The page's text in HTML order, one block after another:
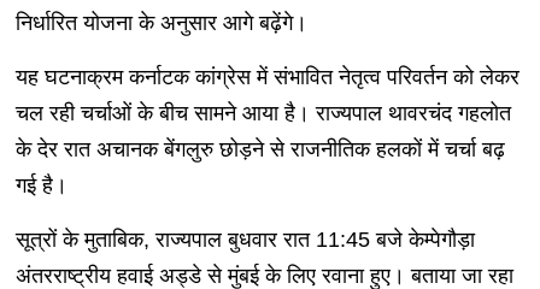
निर्धारित योजना के अनुसार आगे बढ़ेंगे।
यह घटनाक्रम कर्नाटक कांग्रेस में संभावित नेतृत्व परिवर्तन को लेकर
चल रही चर्चाओं के बीच सामने आया है। राज्यपाल थावरचंद गहलोत
के देर रात अचानक बेंगलुरु छोड़ने से राजनीतिक हलकों में चर्चा बढ़
गई है।
सूत्रों के मुताबिक, राज्यपाल बुधवार रात 11:45 बजे केम्पेगौड़ा
अंतरराष्ट्रीय हवाई अड्डे से मुंबई के लिए रवाना हुए। बताया जा रहा